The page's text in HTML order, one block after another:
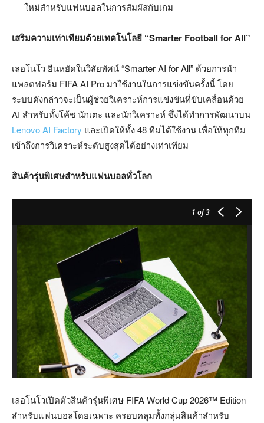
ใหม่สำหรับแฟนบอลในการสัมผัสกับเกม
เสริมความเท่าเทียมด้วยเทคโนโลยี “Smarter Football for All”
เลอโนโว ยืนหยัดในวิสัยทัศน์ “Smarter AI for All” ด้วยการนำ
แพลตฟอร์ม FIFA AI Pro มาใช้งานในการแข่งขันครั้งนี้ โดย
ระบบดังกล่าวจะเป็นผู้ช่วยวิเคราะห์การแข่งขันที่ขับเคลื่อนด้วย
AI สำหรับทั้งโค้ช นักเตะ และนักวิเคราะห์ ซึ่งได้ทำการพัฒนาบน
Lenovo AI Factory และเปิดให้ทั้ง 48 ทีมได้ใช้งาน เพื่อให้ทุกทีม
เข้าถึงการวิเคราะห์ระดับสูงสุดได้อย่างเท่าเทียม
สินค้ารุ่นพิเศษสำหรับแฟนบอลทั่วโลก
1 of 3
เลอโนโวเปิดตัวสินค้ารุ่นพิเศษ FIFA World Cup 2026™ Edition
สำหรับแฟนบอลโดยเฉพาะ ครอบคลุมทั้งกลุ่มสินค้าสำหรับ